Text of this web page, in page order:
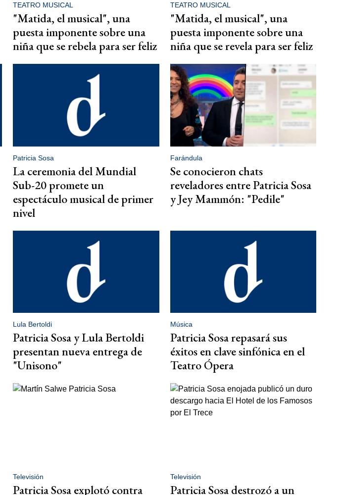
TEATRO MUSICAL
"Matida, el musical", una
puesta imponente sobre una
niña que se rebela para ser feliz
TEATRO MUSICAL
"Matida, el musical", una
puesta imponente sobre una
niña que se revela para ser feliz
Patricia Sosa
La ceremonia del Mundial
Sub-20 promete un
espectáculo musical de primer
nivel
Farándula
Se conocieron chats
reveladores entre Patricia Sosa
y Jey Mammón: "Pedile"
Lula Bertoldi
Patricia Sosa y Lula Bertoldi
presentan nueva entrega de
"Unisono"
Música
Patricia Sosa repasará sus
éxitos en clave sinfónica en el
Teatro Ópera
Televisión
Patricia Sosa explotó contra
Televisión
Patricia Sosa destrozó a un